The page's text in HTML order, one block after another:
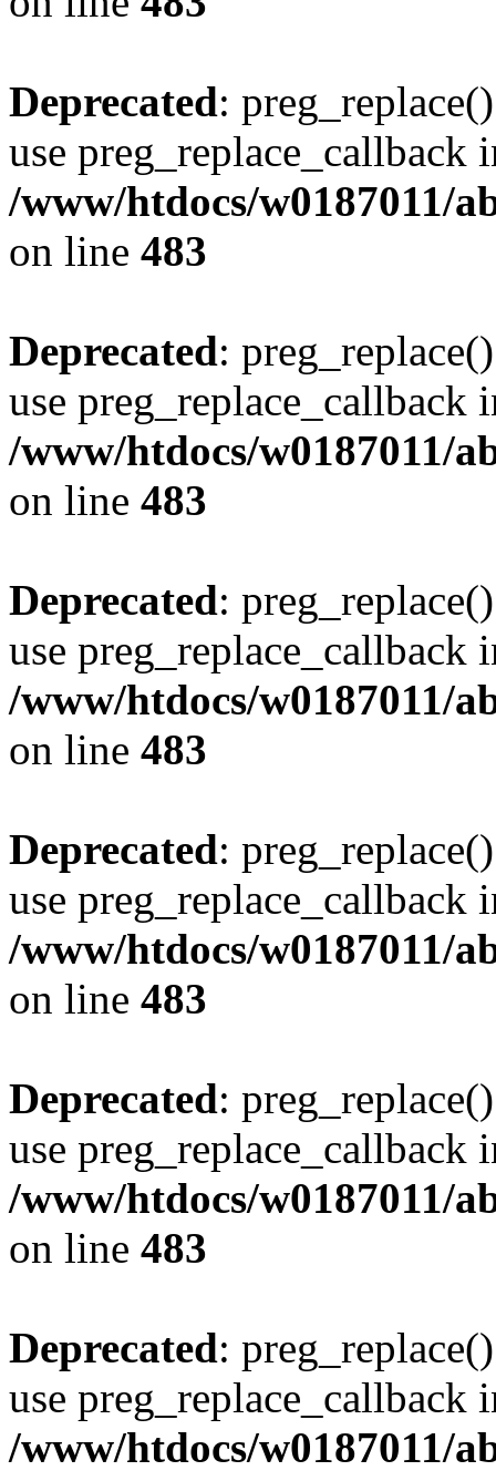
Deprecated:
use preg_replace_callback
/www/htdocs/w0187011/
on line 483
Deprecated:
use preg_replace_callback
/www/htdocs/w0187011/
on line 483
Deprecated:
use preg_replace_callback
/www/htdocs/w0187011/
on line 483
Deprecated:
use preg_replace_callback
/www/htdocs/w0187011/
on line 483
Deprecated:
use preg_replace_callback
/www/htdocs/w0187011/
on line 483
Deprecated:
use preg_replace_callback
/www/htdocs/w0187011/